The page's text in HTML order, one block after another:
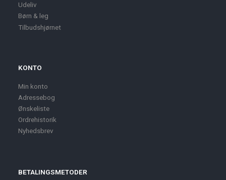
Udeliv
Børn & leg
Tilbudshjørnet
KONTO
Min konto
Adressebog
Ønskeliste
Ordrehistorik
Nyhedsbrev
BETALINGSMETODER